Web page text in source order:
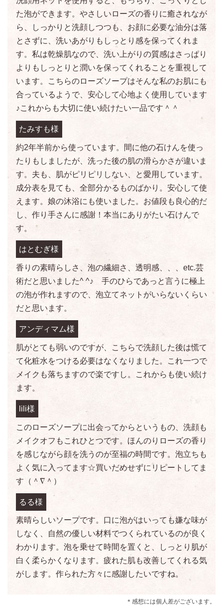
た泡ができます。やさしいローズの香りに癒されなが
ら、しっかりと洗顔しつつも、お顔に必要な油分は落
とさずに、洗いあがりもしっとり感を保ってくれま
す。私は乾燥肌なので、洗い上がりの質感はさっぱり
よりもしっとりと潤いを保ってくれることを重視して
います。こちらのローズソープはそんな私のお肌にも
合っているようで、安心して心地よく使用しています
♪これからも大切に使い続けたい一品です＾＾
たみすも様
約2年半前から使っています。間に他の石けんを使っ
たりもしましたが、洗った後の肌の滑らかさが違いま
す。夫も、肌がピリピリしない、と愛用しています。
成分表を見ても、全部分かるものばかり。安心して使
えます。娘の沐浴にも使いました。お値段も良心的だ
し、作り手さんに感謝！本当にありがたい石けんで
す。
はとむぎ様
香りの素晴らしさ、泡の繊細さ、透明感、、、etc.芸
術だと思いました^ ^♪ 手のひらであっと言うに極上
の泡が作れますので、泡立てネットがいらないくらい
だと思います。
アンディマム様
肌がとても弱いのですが、こちらで洗顔した後は慌て
て化粧水をつける必要はなくなりました。これ一つで
メイクも落ちますので楽ですし。これからも使い続け
ます。
lili様
このローズソープに出会ってからというもの、洗顔も
メイクオフもこれひとつです。ほんのりローズの香り
を感じながら顔を洗うのが至福の時間です。泡立ちも
よく気に入ってます☆買いだめせずにリピートしてま
す（＾∇＾）
るる様
素晴らしいソープです。口に泡がはいっても嫌な味が
しなく、自然の優しい材料でつくられているのが良く
わかります。泡を乗せて時間を置くと、しっとり肌が
白く柔らかくなります。疲れた肌も改善してくれる気
がします。作られた方々に感謝したいですね。
＊感想には個人差がございます。